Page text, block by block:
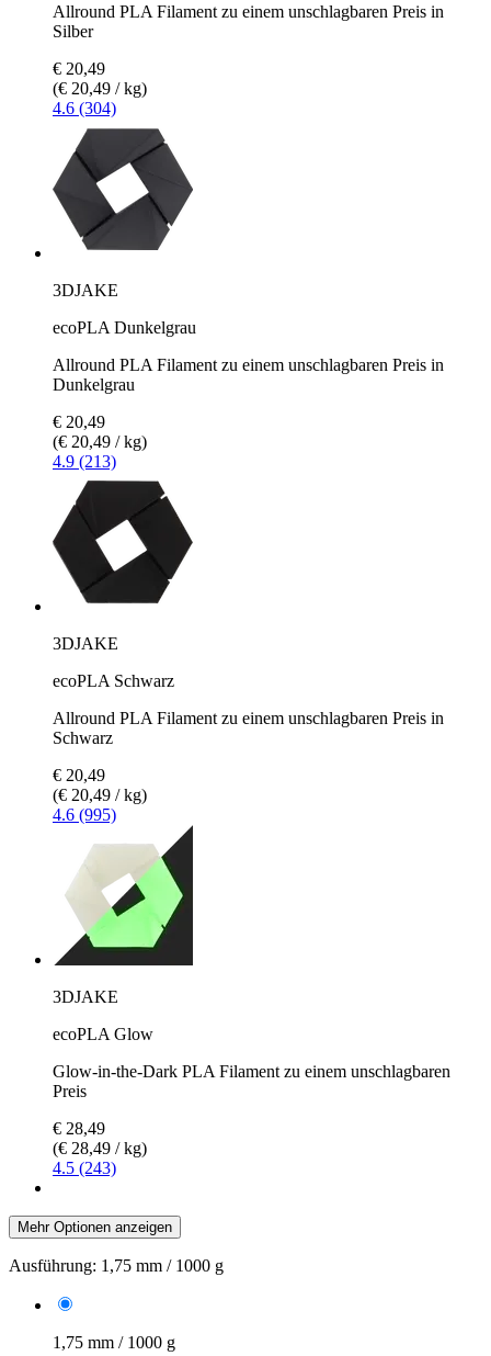
Allround PLA Filament zu einem unschlagbaren Preis in
Silber
€ 20,49
(€ 20,49 / kg)
4.6 (304)
3DJAKE
ecoPLA Dunkelgrau
Allround PLA Filament zu einem unschlagbaren Preis in
Dunkelgrau
€ 20,49
(€ 20,49 / kg)
4.9 (213)
3DJAKE
ecoPLA Schwarz
Allround PLA Filament zu einem unschlagbaren Preis in
Schwarz
€ 20,49
(€ 20,49 / kg)
4.6 (995)
3DJAKE
ecoPLA Glow
Glow-in-the-Dark PLA Filament zu einem unschlagbaren
Preis
€ 28,49
(€ 28,49 / kg)
4.5 (243)
Mehr Optionen anzeigen
Ausführung: 1,75 mm / 1000 g
1,75 mm / 1000 g